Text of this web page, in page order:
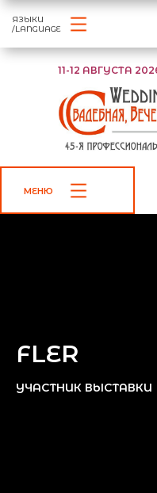
11-12 АВГУСТА
ЯЗЫКИ
/LANGUAGE
МЕНЮ
FLER
УЧАСТНИК ВЫСТАВКИ